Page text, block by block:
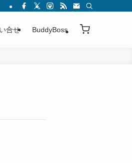
合せ BuddyBoss